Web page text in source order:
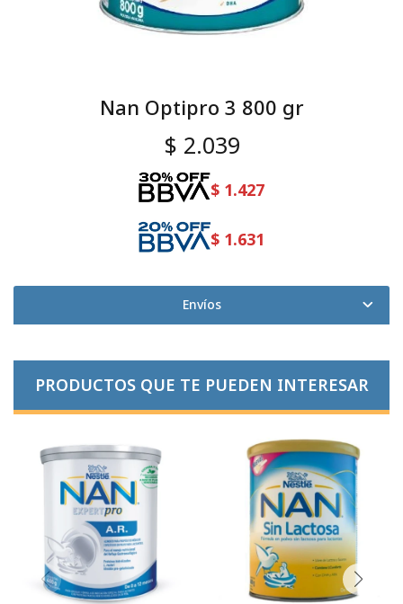
Nan Optipro 3 800 gr
$ 2.039
$ 1.427
$ 1.631
Envíos
PRODUCTOS QUE TE PUEDEN INTERESAR